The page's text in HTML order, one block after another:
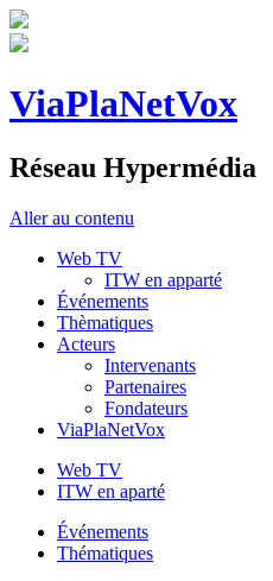
ViaPlaNetVox
Réseau Hypermédia
Aller au contenu
Web TV
ITW en apparté
Événements
Thèmatiques
Acteurs
Intervenants
Partenaires
Fondateurs
ViaPlaNetVox
Web TV
ITW en aparté
Événements
Thématiques